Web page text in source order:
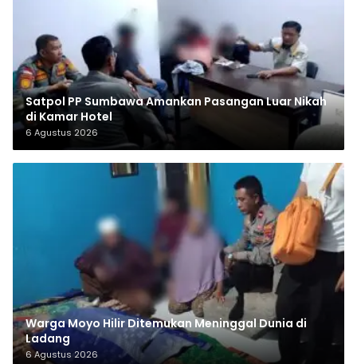
Satpol PP Sumbawa Amankan Pasangan Luar Nikah
di Kamar Hotel
6 Agustus 2026
Warga Moyo Hilir Ditemukan Meninggal Dunia di
Ladang
6 Agustus 2026